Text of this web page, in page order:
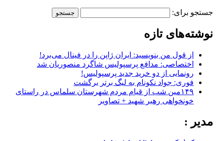
جستجو برای:
نوشته‌های تازه
از قول من بنویسید: ایران ژاپن را در فینال می‌برد!
اختصاصی: مدافع پرسپولیس شاگرد منصوریان شد
رونمایی از دو خرید جدید پرسپولیس!
فوری: جواد نکونام به لیگ برتر برگشت
۱۴۹مین شب از قیام مردم شهرستان سلماس در راستای
خونخواهی رهبر شهید + تصاویر
مدیر :